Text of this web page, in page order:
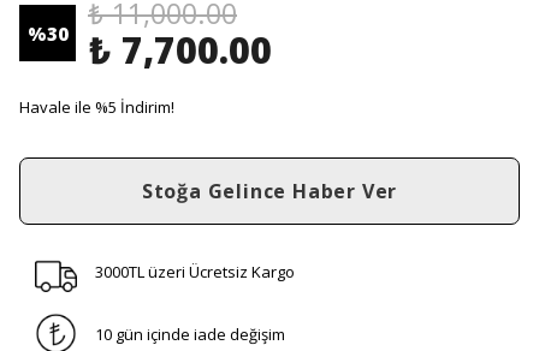
%30
₺ 11,000.00
₺ 7,700.00
Havale ile %5 İndirim!
Stoğa Gelince Haber Ver
3000TL üzeri Ücretsiz Kargo
10 gün içinde iade değişim